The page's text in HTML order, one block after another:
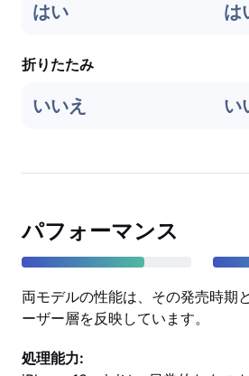
はい は
折りたたみ
いいえ い
パフォーマンス
両モデルの性能は、その発売時期
ーザー層を反映しています。
処理能力: